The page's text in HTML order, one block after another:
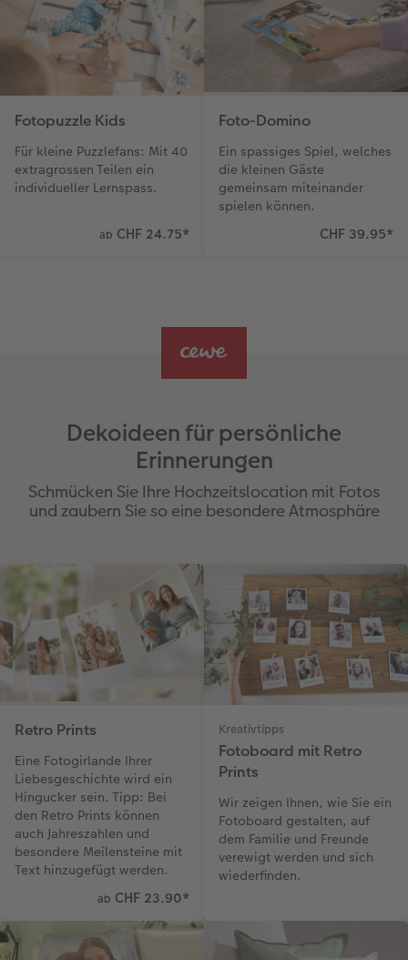
Fotopuzzle Kids
Für kleine Puzzlefans: Mit 40
extragrossen Teilen ein
individueller Lernspass.
ab CHF 24.75*
Foto-Domino
Ein spassiges Spiel, welches
die kleinen Gäste
gemeinsam miteinander
spielen können.
CHF 39.95*
Dekoideen für persönliche
Erinnerungen
Schmücken Sie Ihre Hochzeitslocation mit Fotos
und zaubern Sie so eine besondere Atmosphäre
Retro Prints
Eine Fotogirlande Ihrer
Liebesgeschichte wird ein
Hingucker sein. Tipp: Bei
den Retro Prints können
auch Jahreszahlen und
besondere Meilensteine mit
Text hinzugefügt werden.
ab CHF 23.90*
Kreativtipps
Fotoboard mit Retro
Prints
Wir zeigen Ihnen, wie Sie ein
Fotoboard gestalten, auf
dem Familie und Freunde
verewigt werden und sich
wiederfinden.